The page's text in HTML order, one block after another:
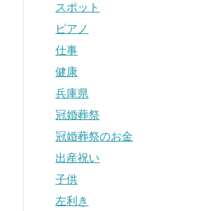
スポット
ピアノ
仕事
健康
兵庫県
冠婚葬祭
冠婚葬祭のお金
出産祝い
子供
左利き